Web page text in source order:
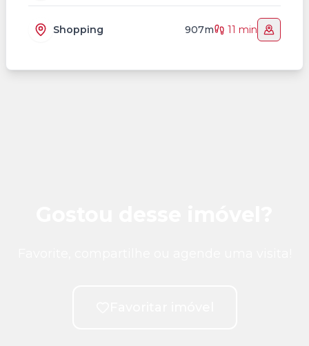
Shopping 907m 11 min